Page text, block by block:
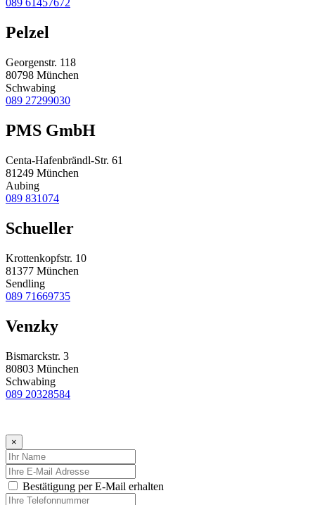
089 61457672
Pelzel
Georgenstr. 118
80798 München
Schwabing
089 27299030
PMS GmbH
Centa-Hafenbrändl-Str. 61
81249 München
Aubing
089 831074
Schueller
Krottenkopfstr. 10
81377 München
Sendling
089 71669735
Venzky
Bismarckstr. 3
80803 München
Schwabing
089 20328584
×
Bestätigung per E-Mail erhalten